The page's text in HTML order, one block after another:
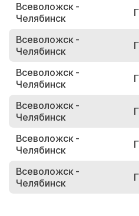
Всеволожск -
Челябинск
Всеволожск -
Челябинск
Всеволожск -
Челябинск
Всеволожск -
Челябинск
Всеволожск -
Челябинск
Всеволожск -
Челябинск